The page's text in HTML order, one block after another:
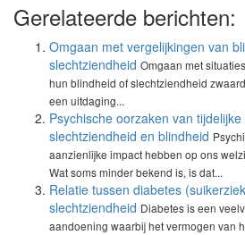
Gerelateerde berichten:
Omgaan met vergelijkingen van
slechtziendheid Omgaan met
hun blindheid of slechtziendheid
een uitdaging...
Psychische oorzaken van
slechtziendheid en blindheid
aanzienlijke impact hebben op ons
Wat soms minder bekend is, is dat...
Relatie tussen diabetes
slechtziendheid Diabetes is een
aandoening waarbij het vermogen van